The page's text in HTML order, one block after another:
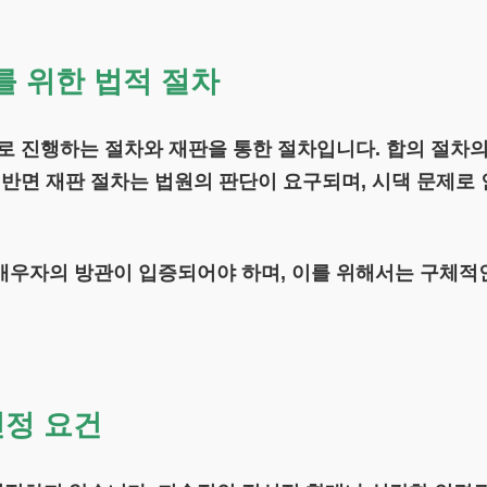
위한 법적 절차
진행하는 절차와 재판을 통한 절차입니다. 합의 절차
면 재판 절차는 법원의 판단이 요구되며, 시댁 문제
자의 방관이 입증되어야 하며, 이를 위해서는 구체
요건